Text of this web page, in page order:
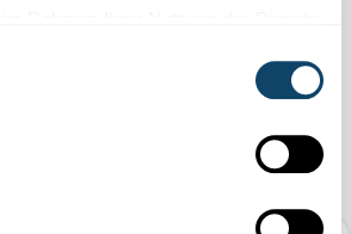
um den Abf...